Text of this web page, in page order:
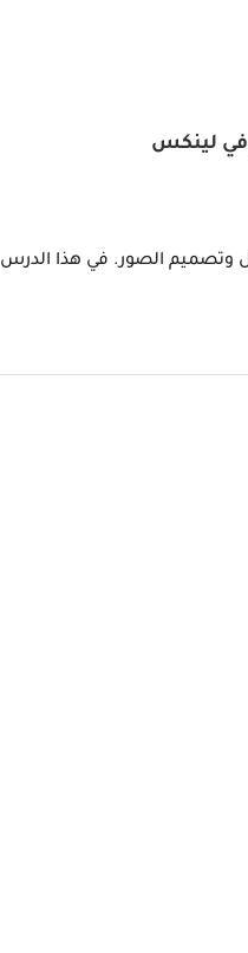
في لينكس
وتصميم الصور. في هذا الدرس